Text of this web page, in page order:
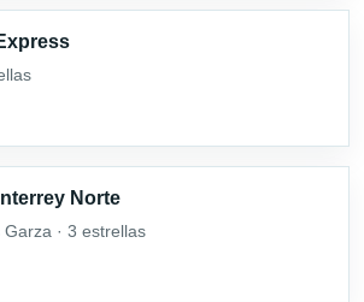
Norte
· 3 estrellas